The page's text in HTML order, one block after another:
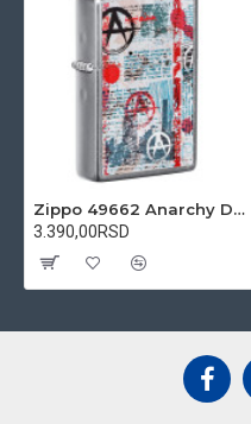
Zippo 49662 Anarchy Design upaljač
3.390,00RSD